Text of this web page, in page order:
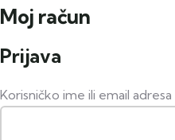
Moj račun
Prijava
Korisničko ime ili email adresa